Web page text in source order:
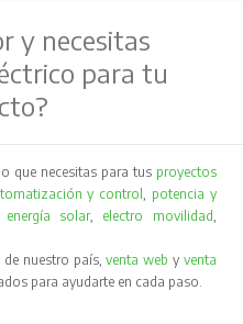
y necesitas
para tu
que necesitas para tus proyectos
y control
potencia y
energía solar, electro movilidad
de nuestro país,venta web y venta
para ayudarte en cada paso.